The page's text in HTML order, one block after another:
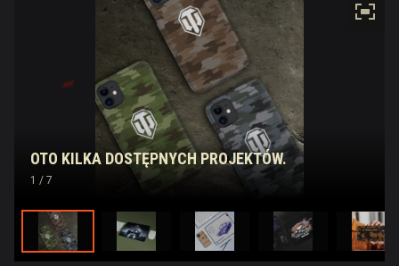
OTO KILKA DOSTĘPNYCH PROJEKTÓW.
1 / 7